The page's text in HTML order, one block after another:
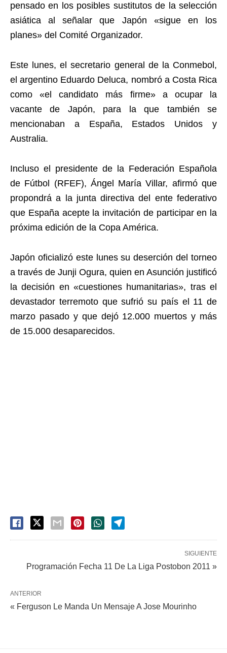
pensado en los posibles sustitutos de la selección
asiática al señalar que Japón «sigue en los
planes» del Comité Organizador.
Este lunes, el secretario general de la Conmebol,
el argentino Eduardo Deluca, nombró a Costa Rica
como «el candidato más firme» a ocupar la
vacante de Japón, para la que también se
mencionaban a España, Estados Unidos y
Australia.
Incluso el presidente de la Federación Española
de Fútbol (RFEF), Ángel María Villar, afirmó que
propondrá a la junta directiva del ente federativo
que España acepte la invitación de participar en la
próxima edición de la Copa América.
Japón oficializó este lunes su deserción del torneo
a través de Junji Ogura, quien en Asunción justificó
la decisión en «cuestiones humanitarias», tras el
devastador terremoto que sufrió su país el 11 de
marzo pasado y que dejó 12.000 muertos y más
de 15.000 desaparecidos.
SIGUIENTE
Programación Fecha 11 De La Liga Postobon 2011 »
ANTERIOR
« Ferguson Le Manda Un Mensaje A Jose Mourinho